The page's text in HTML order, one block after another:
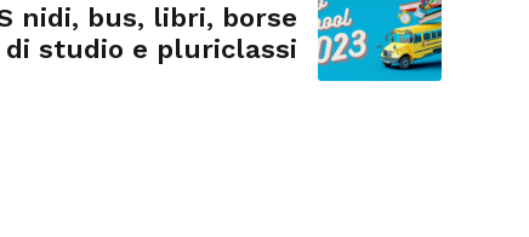
nidi, bus, libri, borse
di studio e pluriclassi